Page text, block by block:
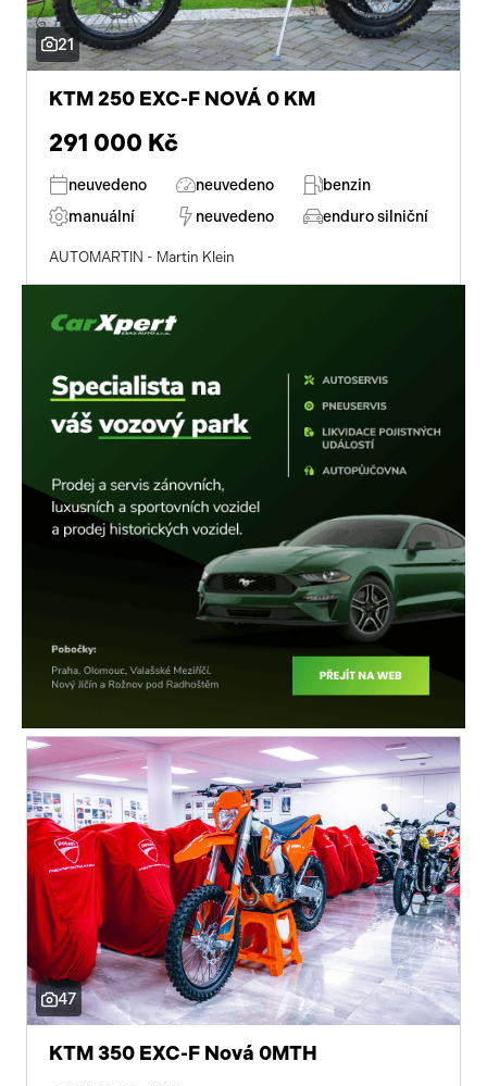
21
KTM 250 EXC-F NOVÁ 0 KM
291 000 Kč
neuvedeno neuvedeno
benzin
manuální
neuvedeno enduro silniční
AUTOMARTIN - Martin Klein
47
KTM 350 EXC-F Nová 0MTH